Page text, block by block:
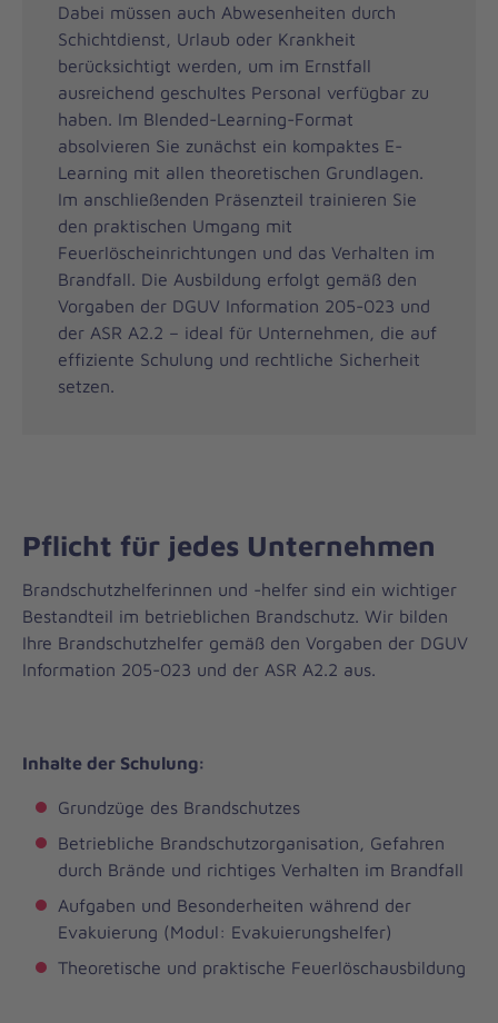
Dabei müssen auch Abwesenheiten durch
Schichtdienst, Urlaub oder Krankheit
berücksichtigt werden, um im Ernstfall
ausreichend geschultes Personal verfügbar zu
haben. Im Blended-Learning-Format
absolvieren Sie zunächst ein kompaktes E-
Learning mit allen theoretischen Grundlagen.
Im anschließenden Präsenzteil trainieren Sie
den praktischen Umgang mit
Feuerlöscheinrichtungen und das Verhalten im
Brandfall. Die Ausbildung erfolgt gemäß den
Vorgaben der DGUV Information 205-023 und
der ASR A2.2 – ideal für Unternehmen, die auf
effiziente Schulung und rechtliche Sicherheit
setzen.
Pflicht für jedes Unternehmen
Brandschutzhelferinnen und -helfer sind ein wichtiger
Bestandteil im betrieblichen Brandschutz. Wir bilden
Ihre Brandschutzhelfer gemäß den Vorgaben der DGUV
Information 205-023 und der ASR A2.2 aus.
Inhalte der Schulung:
Grundzüge des Brandschutzes
Betriebliche Brandschutzorganisation, Gefahren
durch Brände und richtiges Verhalten im Brandfall
Aufgaben und Besonderheiten während der
Evakuierung (Modul: Evakuierungshelfer)
Theoretische und praktische Feuerlöschausbildung